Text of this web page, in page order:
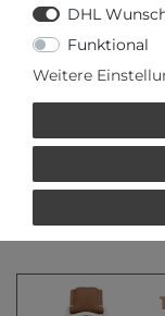
* inkl. ges. MwSt. zzgl.
DHL
Funktional
Weitere